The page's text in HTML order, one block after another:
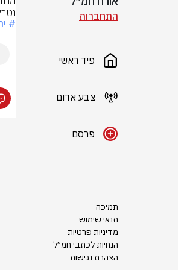
התחברות
פיד ראשי
צבע אדום
פרסם
תמיכה
תנאי שימוש
מדיניות פרטיות
הנחיות לכתבי חמ״ל
הצהרת נגישות
#